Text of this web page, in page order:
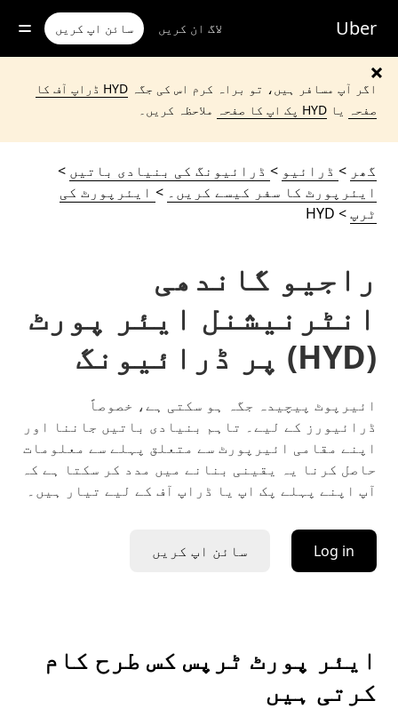
مواد
جائیں
Uber لاگ ان کریں سائن اپ کریں
اگر آپ مسافر ہیں، تو براہ کرم اس کی جگہ
HYD ڈراپ آف کا
صفحہ یا HYD پک اپ کا صفحہ ملاحظہ کریں۔
گھر > ڈرائیو > ڈرائیونگ کی بنیادی باتیں >
ایئرپورٹ کا سفر کیسے کریں۔ > ایئرپورٹ کی
ٹرپ> HYD
راجیو گاندھی
انٹرنیشنل ایئر پورٹ
(HYD) پر ڈرائیونگ
ائیرپوٹ پیچیدہ جگہ ہو سکتی ہے، خصوصاً
ڈرائیورز کے لیے۔ تاہم بنیادی باتیں جاننا اور
اپنے مقامی ائیرپورٹ سے متعلق پہلے سے معلومات
حاصل کرنا یہ یقینی بنانے میں مدد کر سکتا ہے کہ
آپ اپنے پہلے پک اپ یا ڈراپ آف کے لیے تیار ہیں۔
Log in سائن اپ کریں
ایئر پورٹ ٹرپس کس طرح کام
کرتی ہیں